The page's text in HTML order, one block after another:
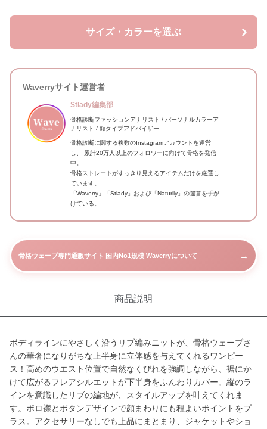
サイズ・カラーを選ぶ
Waverryサイト運営者
Stlady編集部
骨格診断ファッションアナリスト / パーソナルカラーア
ナリスト / 顔タイプアドバイザー
骨格診断に関する複数のInstagramアカウントを運営
し、 累計20万人以上のフォロワーに向けて骨格を発信
中。
骨格ストレートがすっきり見えるアイテムだけを厳選し
ています。
「Waverry」「Stlady」および「Naturily」の運営を手が
けている。
骨格ウェーブ専門通販サイト 国内No1規模 Waverryについて →
商品説明
ボディラインにやさしく沿うリブ編みニットが、骨格ウェーブさ
んの華奢になりがちな上半身に立体感を与えてくれるワンピー
ス！高めのウエスト位置で自然なくびれを強調しながら、裾にか
けて広がるフレアシルエットが下半身をふんわりカバー。縦のラ
インを意識したリブの編地が、スタイルアップを叶えてくれま
す。ポロ襟とボタンデザインで顔まわりにも程よいポイントをプ
ラス。アクセサリーなしでも上品にまとまり、ジャケットやショ